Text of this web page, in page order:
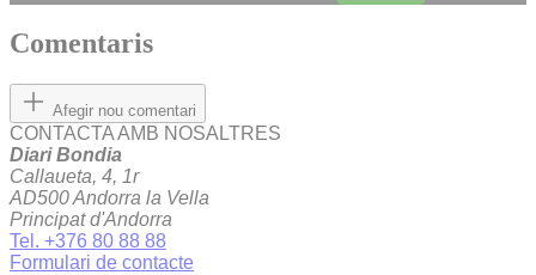
Comentaris
Afegir nou comentari
CONTACTA AMB NOSALTRES
Diari Bondia
Callaueta, 4, 1r
AD500 Andorra la Vella
Principat d'Andorra
Tel. +376 80 88 88
Formulari de contacte